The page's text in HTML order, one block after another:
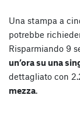
Una stampa a
potrebbe
Risparmiando 9
un’ora su una
dettagliato con
mezza.